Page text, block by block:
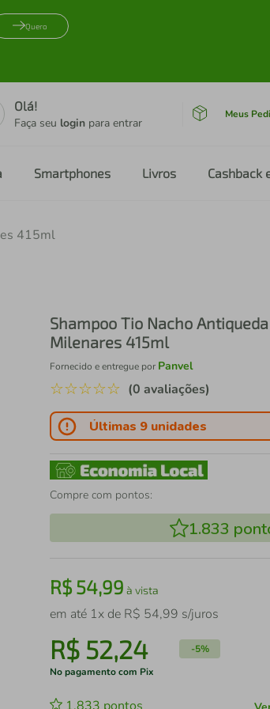
Quero
Olá!
Faça seu login para entrar
Meus
Smartphones Livros Cashback
415ml
Shampoo Tio Nacho
Milenares 415ml
Fornecido e entregue por Panvel
☆☆☆☆☆ (0 avaliações)
Últimas 9 unidades
Compre com pontos:
1.833
R$54,99 à vista
em até 1x de R$ 54,99 s/juros
R$ 52,24 -5%
No pagamento com Pix